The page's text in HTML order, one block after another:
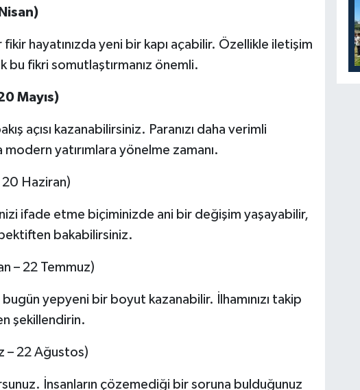
fikir hayatınızda yeni bir kapı açabilir. Özellikle iletişim
bu fikri somutlaştırmanız önemli.
Mayıs)
açısı kazanabilirsiniz. Paranızı daha verimli
modern yatırımlara yönelme zamanı.
20 Haziran)
ifade etme biçiminizde ani bir değişim yaşayabilir,
bakabilirsiniz.
– 22 Temmuz)
yepyeni bir boyut kazanabilir. İlhamınızı takip
şekillendirin.
– 22 Ağustos)
İnsanların çözemediği bir soruna bulduğunuz